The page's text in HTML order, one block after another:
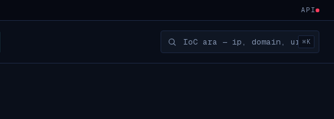
API
⌘K